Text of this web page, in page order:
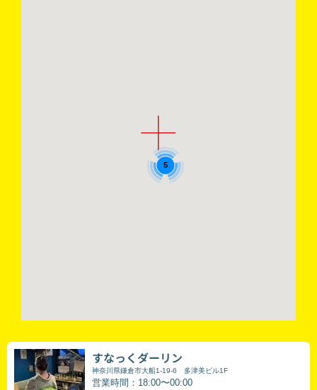
5
すなっくダーリン
神奈川県鎌倉市大船1-19-6 多津美ビル1F
営業時間：18:00〜00:00